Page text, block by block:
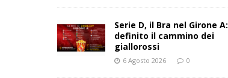
Serie D, il Bra nel Girone A:
definito il cammino dei
giallorossi
6 Agosto 2026 0